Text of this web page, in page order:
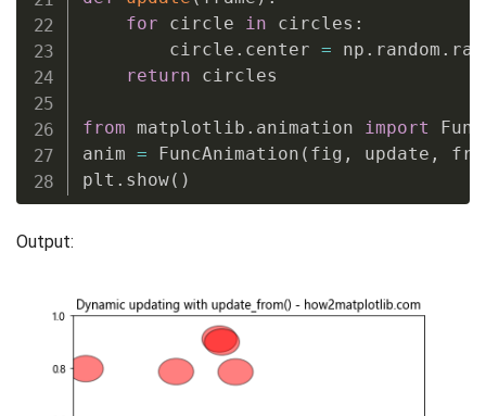
for circle in circles :
        circle
. center = np . random .
return circles
from matplotlib . animation import
anim = FuncAnimation ( fig , update ,
plt . show( )
Output: